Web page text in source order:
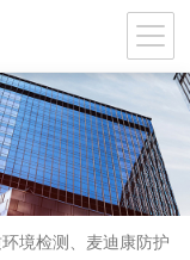
境检测、麦迪康防护